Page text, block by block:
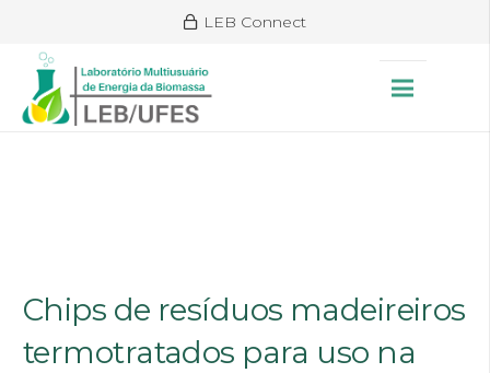
LEB Connect
Chips de resíduos madeireiros
termotratados para uso na